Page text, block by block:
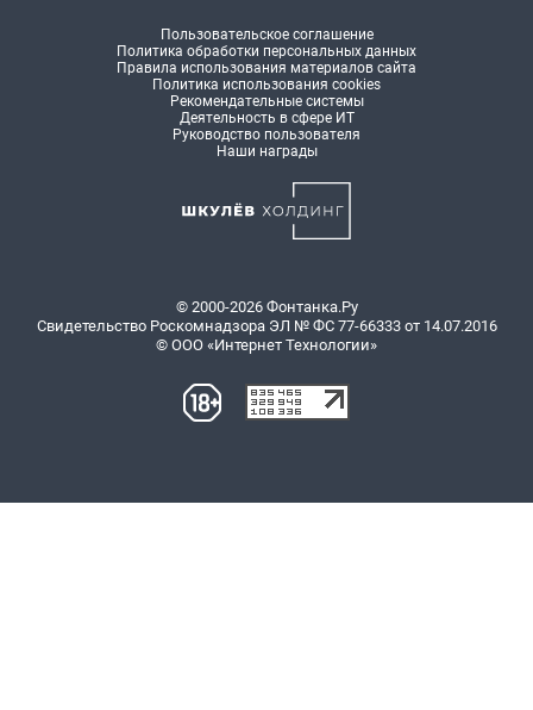
Пользовательское соглашение
Политика обработки персональных данных
Правила использования материалов сайта
Политика использования cookies
Рекомендательные системы
Деятельность в сфере ИТ
Руководство пользователя
Наши награды
© 2000-2026 Фонтанка.Ру
Свидетельство Роскомнадзора ЭЛ № ФС 77-66333 от 14.07.2016
© ООО «Интернет Технологии»